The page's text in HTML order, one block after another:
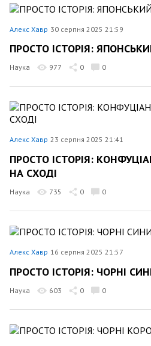
Алекс Хавр 30 серпня 2025 21:59
ПРОСТО ІСТОРІЯ:
Наука 977 0 0
Алекс Хавр 23 серпня 2025 21:41
ПРОСТО ІСТОРІЯ:
НА СХОДІ
Наука 735 0 0
Алекс Хавр 16 серпня 2025 21:57
ПРОСТО ІСТОРІЯ: ЧОРНІ
Наука 603 0 0